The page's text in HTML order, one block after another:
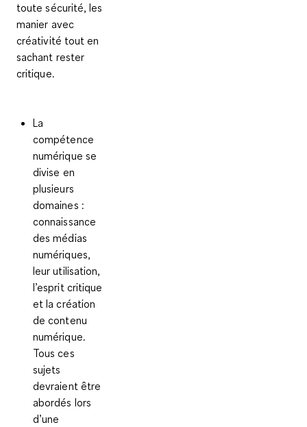
toute sécurité, les
manier avec
créativité tout en
sachant rester
critique.
La
compétence
numérique se
divise en
plusieurs
domaines :
connaissance
des médias
numériques,
leur utilisation,
l’esprit critique
et la création
de contenu
numérique.
Tous ces
sujets
devraient être
abordés lors
d’une